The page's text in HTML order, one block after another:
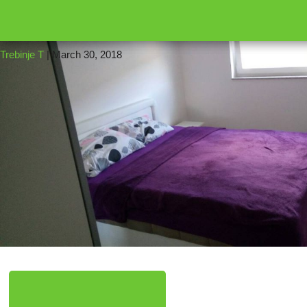
Trebinje T |March 30, 2018